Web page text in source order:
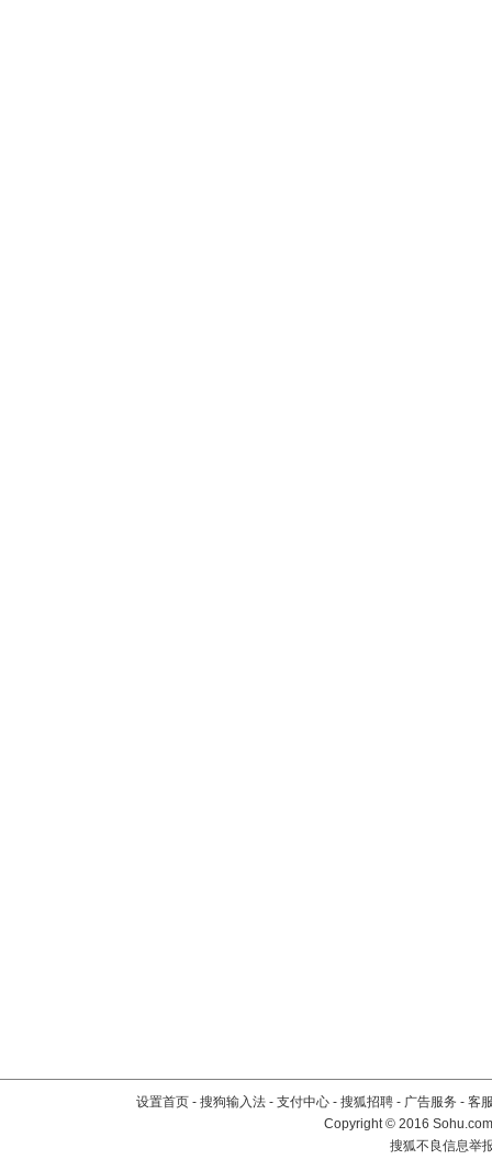
设置首页 - 搜狗输入法 - 支付中心 - 搜狐招聘 - 广告服务 - 客
Copyright©2016
搜狐不良信息举